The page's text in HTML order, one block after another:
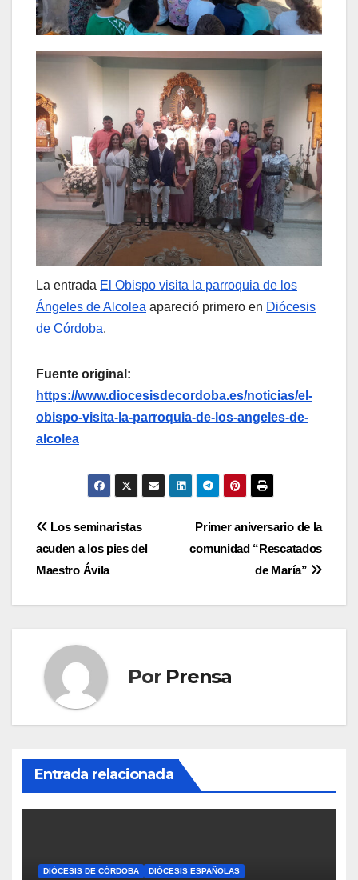
La entrada El Obispo visita la parroquia de los
Ángeles de Alcolea apareció primero en Diócesis
de Córdoba.
Fuente original:
https://www.diocesisdecordoba.es/noticias/el-
obispo-visita-la-parroquia-de-los-angeles-de-
alcolea
Navegación
de
entradas
Primer aniversario de la
comunidad “Rescatados
de María”
Los seminaristas
acuden a los pies del
Maestro Ávila
Por Prensa
Entrada relacionada
DIÓCESIS DE CÓRDOBA DIÓCESIS ESPAÑOLAS